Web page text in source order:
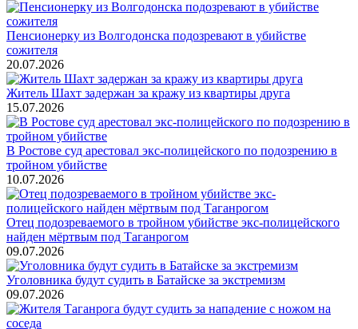
Пенсионерку из Волгодонска подозревают в убийстве
сожителя
20.07.2026
Житель Шахт задержан за кражу из квартиры друга
15.07.2026
В Ростове суд арестовал экс-полицейского по подозрению в
тройном убийстве
10.07.2026
Отец подозреваемого в тройном убийстве экс-полицейского
найден мёртвым под Таганрогом
09.07.2026
Уголовника будут судить в Батайске за экстремизм
09.07.2026